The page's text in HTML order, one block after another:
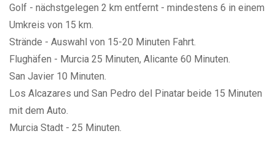
Golf - nächstgelegen 2 km entfernt - mindestens 6 in einem
Umkreis von 15 km.
Strände - Auswahl von 15-20 Minuten Fahrt.
Flughäfen - Murcia 25 Minuten, Alicante 60 Minuten.
San Javier 10 Minuten.
Los Alcazares und San Pedro del Pinatar beide 15 Minuten
mit dem Auto.
Murcia Stadt - 25 Minuten.